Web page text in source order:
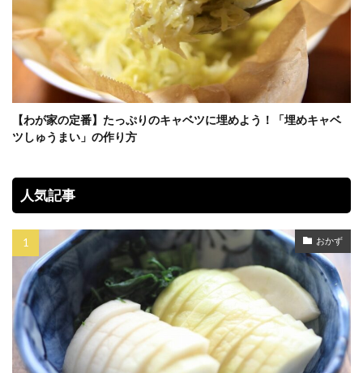
【わが家の定番】たっぷりのキャベツに埋めよう！「埋めキャベ
ツしゅうまい」の作り方
人気記事
おかず